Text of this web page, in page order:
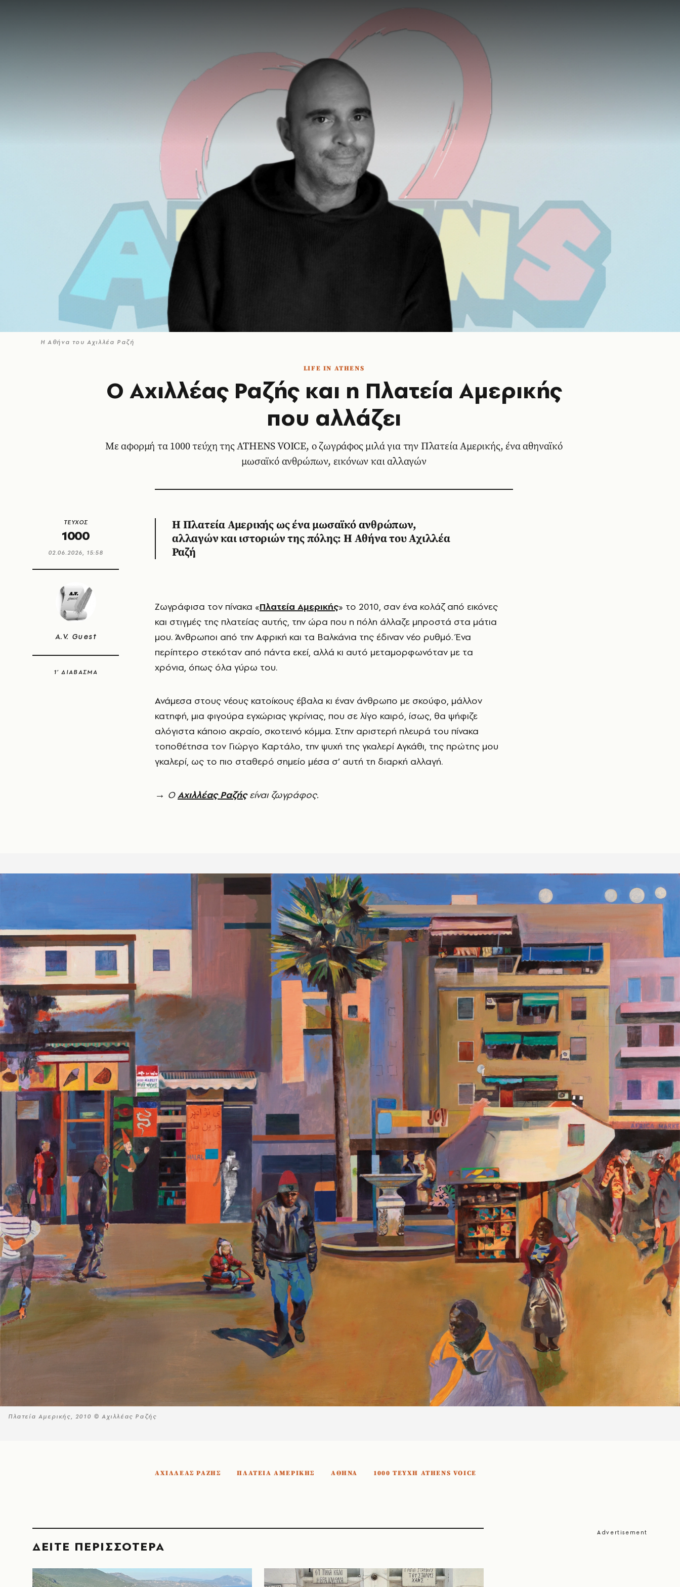
Η Αθήνα του Αχιλλέα Ραζή
LIFE IN ATHENS
Ο Αχιλλέας Ραζής και η Πλατεία Αμερικής
που αλλάζει
Με αφορμή τα 1000 τεύχη της ATHENS VOICE, ο ζωγράφος μιλά για την Πλατεία Αμερικής, ένα αθηναϊκό
μωσαϊκό ανθρώπων, εικόνων και αλλαγών
ΤΕΥΧΟΣ
1000
02.06.2026, 15:58
A.V. Guest
1’ ΔΙΑΒΑΣΜΑ
Η Πλατεία Αμερικής ως ένα μωσαϊκό ανθρώπων,
αλλαγών και ιστοριών της πόλης: Η Αθήνα του Αχιλλέα
Ραζή
Ζωγράφισα τον πίνακα «Πλατεία Αμερικής» το 2010, σαν ένα κολάζ από εικόνες
και στιγμές της πλατείας αυτής, την ώρα που η πόλη άλλαζε μπροστά στα μάτια
μου. Άνθρωποι από την Αφρική και τα Βαλκάνια της έδιναν νέο ρυθμό. Ένα
περίπτερο στεκόταν από πάντα εκεί, αλλά κι αυτό μεταμορφωνόταν με τα
χρόνια, όπως όλα γύρω του.
Ανάμεσα στους νέους κατοίκους έβαλα κι έναν άνθρωπο με σκούφο, μάλλον
κατηφή, μια φιγούρα εγχώριας γκρίνιας, που σε λίγο καιρό, ίσως, θα ψήφιζε
αλόγιστα κάποιο ακραίο, σκοτεινό κόμμα. Στην αριστερή πλευρά του πίνακα
τοποθέτησα τον Γιώργο Καρτάλο, την ψυχή της γκαλερί Αγκάθι, της πρώτης μου
γκαλερί, ως το πιο σταθερό σημείο μέσα σ’ αυτή τη διαρκή αλλαγή.
→ ΟΑχιλλέας Ραζήςείναι ζωγράφος.
Πλατεία Αμερικής, 2010 © Αχιλλέας Ραζής
ΑΧΙΛΛΕΑΣ ΡΑΖΗΣ ΠΛΑΤΕΙΑ ΑΜΕΡΙΚΗΣ ΑΘΗΝΑ 1000 ΤΕΥΧΗ ATHENS VOICE
ΔΕΙΤΕ ΠΕΡΙΣΣΟΤΕΡΑ